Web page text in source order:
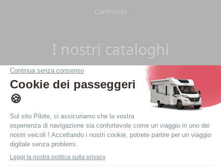
Confronto
I nostri cataloghi
Volete essere sempre aggiornati sulla nostra flotta?
Scaricate il nostro catalogo 2026.